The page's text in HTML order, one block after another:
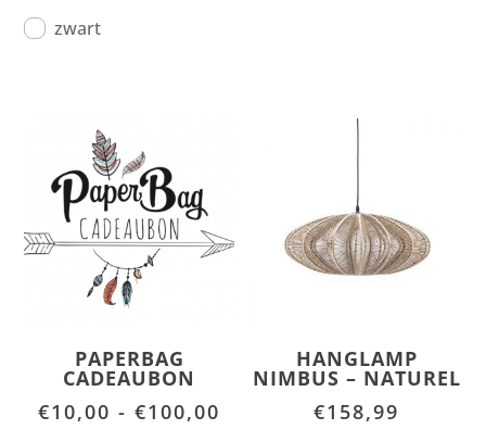
zwart
PAPERBAG
CADEAUBON
€10,00 - €100,00 Prijsklasse:
HANGLAMP
NIMBUS – NATUREL
€158,99